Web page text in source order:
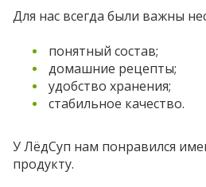
Для нас всегда были важны
понятный состав;
домашние рецепты;
удобство хранения;
стабильное качество.
У ЛёдСуп нам понравился
продукту.